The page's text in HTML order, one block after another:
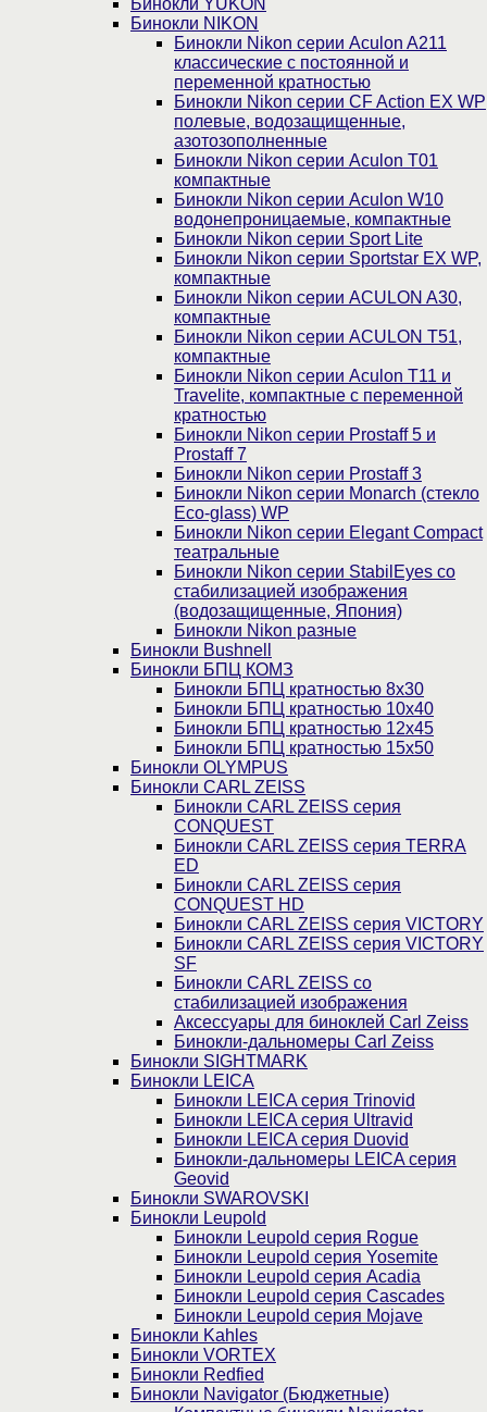
Бинокли NIKON
Бинокли Nikon серии Aculon A211
классические с постоянной и
переменной кратностью
Бинокли Nikon серии СF Action EX WP
полевые, водозащищенные,
азотозополненные
Бинокли Nikon серии Aculon T01
компактные
Бинокли Nikon серии Aculon W10
водонепроницаемые, компактные
Бинокли Nikon серии Sport Lite
Бинокли Nikon серии Sportstar EX WP,
компактные
Бинокли Nikon серии ACULON A30,
компактные
Бинокли Nikon серии ACULON Т51,
компактные
Бинокли Nikon серии Aculon T11 и
Travelite, компактные с переменной
кратностью
Бинокли Nikon серии Prostaff 5 и
Prostaff 7
Бинокли Nikon серии Prostaff 3
Бинокли Nikon серии Monarch (стекло
Eco-glass) WP
Бинокли Nikon серии Elegant Compact
театральные
Бинокли Nikon серии StabilEyes со
стабилизацией изображения
(водозащищенные, Япония)
Бинокли Nikon разные
Бинокли Bushnell
Бинокли БПЦ КОМЗ
Бинокли БПЦ кратностью 8х30
Бинокли БПЦ кратностью 10х40
Бинокли БПЦ кратностью 12х45
Бинокли БПЦ кратностью 15х50
Бинокли OLYMPUS
Бинокли CARL ZEISS
Бинокли CARL ZEISS серия
CONQUEST
Бинокли CARL ZEISS серия TERRA
ED
Бинокли CARL ZEISS серия
CONQUEST HD
Бинокли CARL ZEISS серия VICTORY
Бинокли CARL ZEISS серия VICTORY
SF
Бинокли CARL ZEISS со
стабилизацией изображения
Аксессуары для биноклей Carl Zeiss
Бинокли-дальномеры Carl Zeiss
Бинокли SIGHTMARK
Бинокли LEICA
Бинокли LEICA серия Trinovid
Бинокли LEICA серия Ultravid
Бинокли LEICA серия Duovid
Бинокли-дальномеры LEICA серия
Geovid
Бинокли SWAROVSKI
Бинокли Leupold
Бинокли Leupold серия Rogue
Бинокли Leupold серия Yosemite
Бинокли Leupold серия Acadia
Бинокли Leupold серия Cascades
Бинокли Leupold серия Mojave
Бинокли Kahles
Бинокли VORTEX
Бинокли Redfied
Бинокли Navigator (Бюджетные)